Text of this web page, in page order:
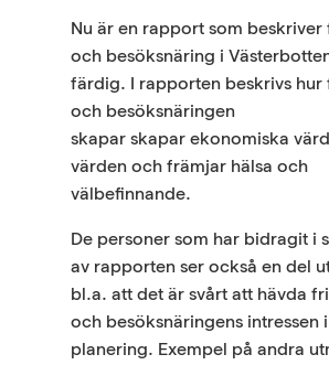
Nu är en rapport som
och besöksnäring i
färdig. I rapporten beskrivs hur
och besöksnäringen
skapar skapar ekonomiska
värden och främjar hälsa och
välbefinnande.
De personer som har bidragit i
av rapporten ser också en del
bl.a. att det är svårt att hävda
och besöksnäringens intressen
planering. Exempel på andra